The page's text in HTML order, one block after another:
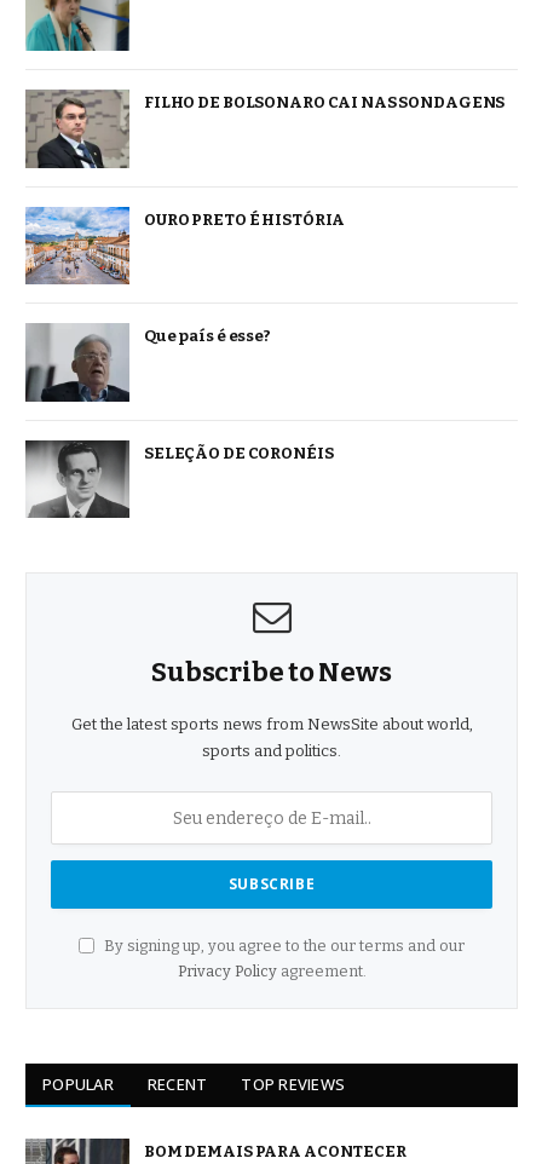
FILHO DE BOLSONARO CAI NAS SONDAGENS
OURO PRETO É HISTÓRIA
Que país é esse?
SELEÇÃO DE CORONÉIS
Subscribe to News
Get the latest sports news from NewsSite about world,
sports and politics.
By signing up, you agree to the our terms and our
Privacy Policyagreement.
POPULAR RECENT TOP REVIEWS
BOM DEMAIS PARA ACONTECER